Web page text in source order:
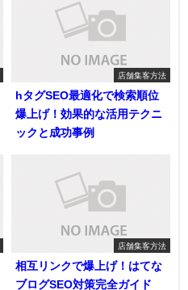
店舗集客方法
hタグSEO最適化で検索順位
爆上げ！効果的な活用テクニ
ックと成功事例
店舗集客方法
相互リンクで爆上げ！はてな
ブログSEO対策完全ガイド